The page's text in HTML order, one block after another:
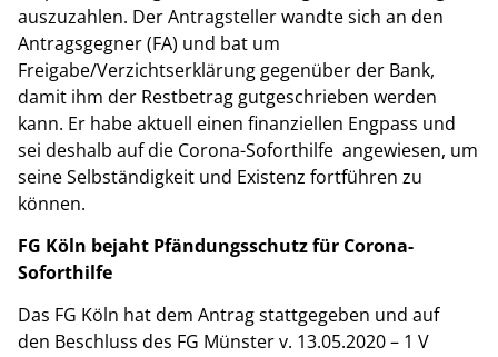
auszuzahlen. Der Antragsteller wandte sich an den
Antragsgegner (FA) und bat um
Freigabe/Verzichtserklärung gegenüber der Bank,
damit ihm der Restbetrag gutgeschrieben werden
kann. Er habe aktuell einen finanziellen Engpass und
sei deshalb auf die Corona-Soforthilfe angewiesen, um
seine Selbständigkeit und Existenz fortführen zu
können.
FG Köln bejaht Pfändungsschutz für Corona-
Soforthilfe
Das FG Köln hat dem Antrag stattgegeben und auf
den Beschluss des FG Münster v. 13.05.2020 – 1 V